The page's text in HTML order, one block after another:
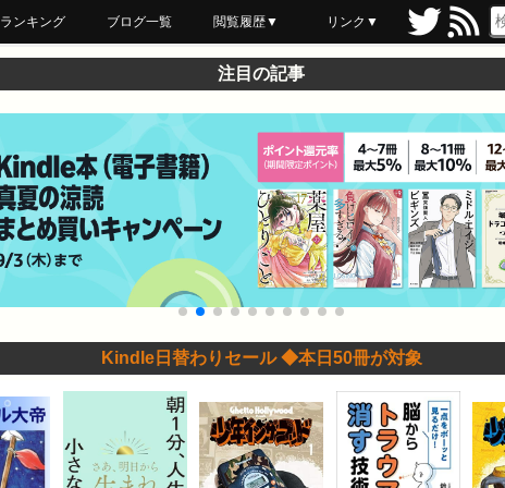
ランキング ブログ一覧 閲覧履歴▼
最近読んだ
あとで読む
ブックマーク
リンク▼
注目の記事
Kindle日替わりセール ◆本日50冊が対象